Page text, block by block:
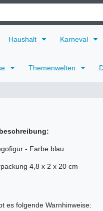
Haushalt Karneval
Themenwelten
- Farbe blau
4,8 x 2 x 20 cm
es folgende Warnhinweise: